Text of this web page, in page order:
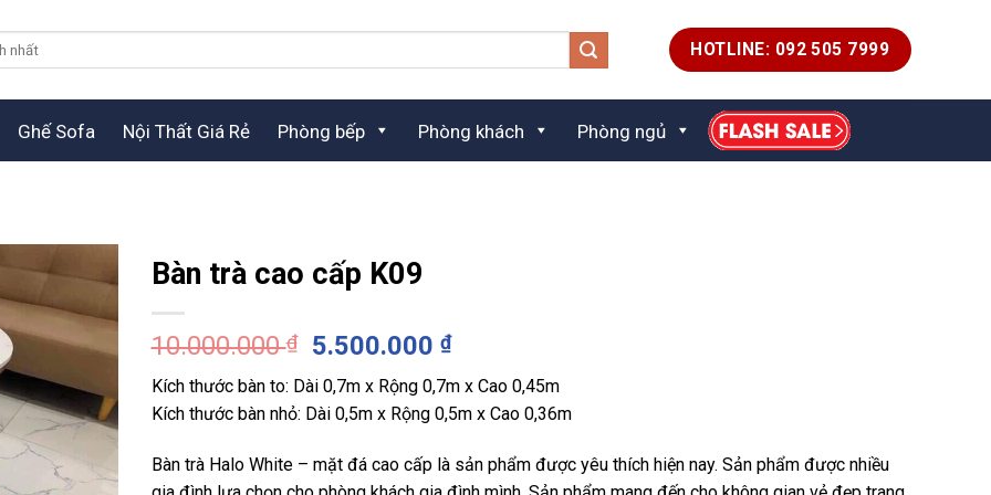
HOTLINE: 092 505 7999
Ghế Sofa Nội Thất Giá Rẻ Phòng bếp Phòng khách Phòng ngủ
Bàn trà cao cấp K09
10.000.000₫
Giá
gốc
là:
10.000.000 ₫.
5.500.000 ₫Giá
hiện
tại
là:
5.500.000 ₫.
Kích thước bàn to: Dài 0,7m x Rộng 0,7m x Cao 0,45m
Kích thước bàn nhỏ: Dài 0,5m x Rộng 0,5m x Cao 0,36m
Bàn trà Halo White – mặt đá cao cấp là sản phẩm được yêu thích hiện nay. Sản phẩm được nhiều